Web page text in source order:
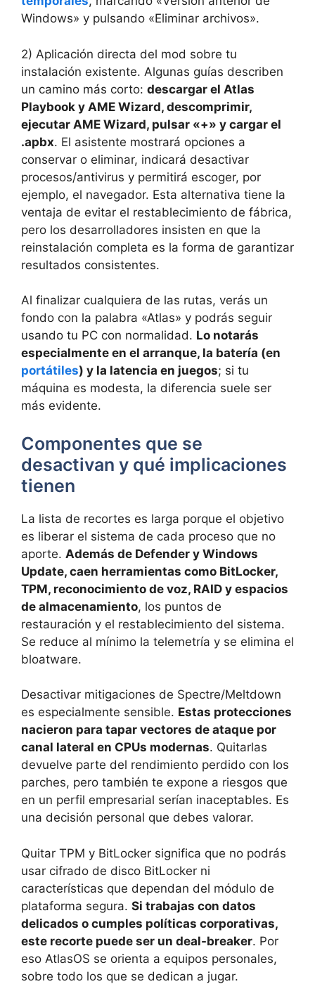
Windows» y pulsando «Eliminar archivos».
2) Aplicación directa del mod sobre tu
instalación existente. Algunas guías describen
un camino más corto: descargar el Atlas
Playbook y AME Wizard, descomprimir,
ejecutar AME Wizard, pulsar «+» y cargar el
.apbx. El asistente mostrará opciones a
conservar o eliminar, indicará desactivar
procesos/antivirus y permitirá escoger, por
ejemplo, el navegador. Esta alternativa tiene la
ventaja de evitar el restablecimiento de fábrica,
pero los desarrolladores insisten en que la
reinstalación completa es la forma de garantizar
resultados consistentes.
Al finalizar cualquiera de las rutas, verás un
fondo con la palabra «Atlas» y podrás seguir
usando tu PC con normalidad. Lo notarás
especialmente en el arranque, la batería (en
portátiles) y la latencia en juegos; si tu
máquina es modesta, la diferencia suele ser
más evidente.
Componentes que se
desactivan y qué implicaciones
tienen
La lista de recortes es larga porque el objetivo
es liberar el sistema de cada proceso que no
aporte. Además de Defender y Windows
Update, caen herramientas como BitLocker,
TPM, reconocimiento de voz, RAID y espacios
de almacenamiento, los puntos de
restauración y el restablecimiento del sistema.
Se reduce al mínimo la telemetría y se elimina el
bloatware.
Desactivar mitigaciones de Spectre/Meltdown
es especialmente sensible. Estas protecciones
nacieron para tapar vectores de ataque por
canal lateral en CPUs modernas. Quitarlas
devuelve parte del rendimiento perdido con los
parches, pero también te expone a riesgos que
en un perfil empresarial serían inaceptables. Es
una decisión personal que debes valorar.
Quitar TPM y BitLocker significa que no podrás
usar cifrado de disco BitLocker ni
características que dependan del módulo de
plataforma segura. Si trabajas con datos
delicados o cumples políticas corporativas,
este recorte puede ser un deal-breaker. Por
eso AtlasOS se orienta a equipos personales,
sobre todo los que se dedican a jugar.